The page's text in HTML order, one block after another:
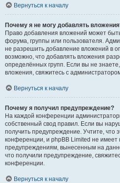
Вернуться к началу
Почему я не могу добавлять
Право добавления вложений может
форума, группы или пользователя.
не разрешить добавление вложений в
возможно, что добавлять вложения
определённых групп. Если вы не
вложения, свяжитесь с
Вернуться к началу
Почему я получил предупреждение?
На каждой конференции
собственный свод правил. Если вы
получить предупреждение. Учтите, что
конференции, и phpBB Limited не имеет
предупреждениям, вынесенным на
что получили предупреждение,
конференции.
Вернуться к началу